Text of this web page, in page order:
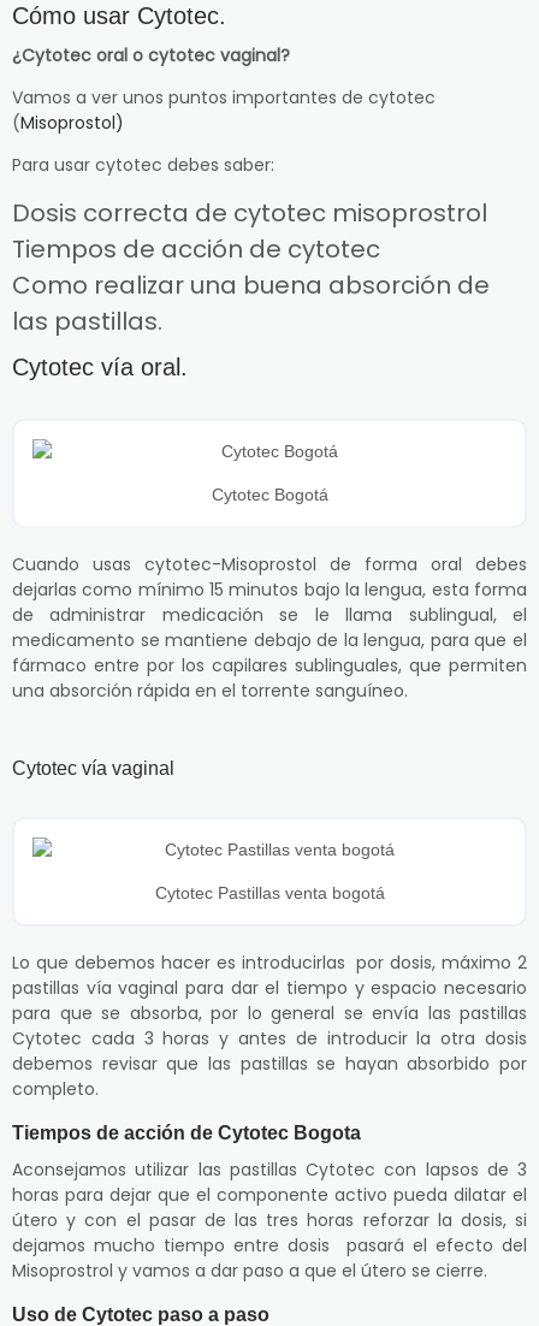
Cómo usar Cytotec.
¿Cytotec oral o cytotec vaginal?
Vamos a ver unos puntos importantes de cytotec
(Misoprostol)
Para usar cytotec debes saber:
Dosis correcta de cytotec misoprostrol
Tiempos de acción de cytotec
Como realizar una buena absorción de
las pastillas.
Cytotec vía oral.
Cytotec Bogotá
Cuando usas cytotec-Misoprostol de forma oral debes
dejarlas como mínimo 15 minutos bajo la lengua, esta forma
de administrar medicación se le llama sublingual, el
medicamento se mantiene debajo de la lengua, para que el
fármaco entre por los capilares sublinguales, que permiten
una absorción rápida en el torrente sanguíneo.
Cytotec vía vaginal
Cytotec Pastillas venta bogotá
Lo que debemos hacer es introducirlas por dosis, máximo 2
pastillas vía vaginal para dar el tiempo y espacio necesario
para que se absorba, por lo general se envía las pastillas
Cytotec cada 3 horas y antes de introducir la otra dosis
debemos revisar que las pastillas se hayan absorbido por
completo.
Tiempos de acción de Cytotec Bogota
Aconsejamos utilizar las pastillas Cytotec con lapsos de 3
horas para dejar que el componente activo pueda dilatar el
útero y con el pasar de las tres horas reforzar la dosis, si
dejamos mucho tiempo entre dosis pasará el efecto del
Misoprostrol y vamos a dar paso a que el útero se cierre.
Uso de Cytotec paso a paso